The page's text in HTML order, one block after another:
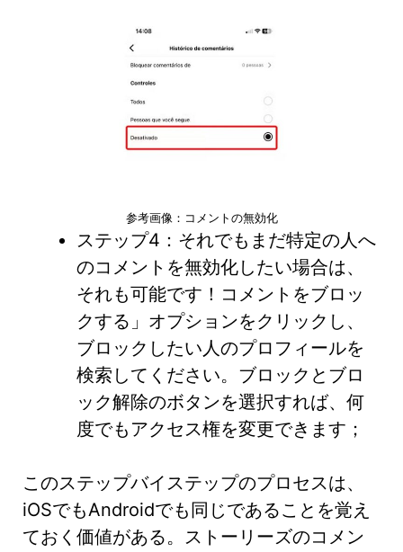
参考画像：コメントの無効化
ステップ4：それでもまだ特定の人へ
のコメントを無効化したい場合は、
それも可能です！コメントをブロッ
クする」オプションをクリックし、
ブロックしたい人のプロフィールを
検索してください。ブロックとブロ
ック解除のボタンを選択すれば、何
度でもアクセス権を変更できます；
このステップバイステップのプロセスは、
iOSでもAndroidでも同じであることを覚え
ておく価値がある。ストーリーズのコメン